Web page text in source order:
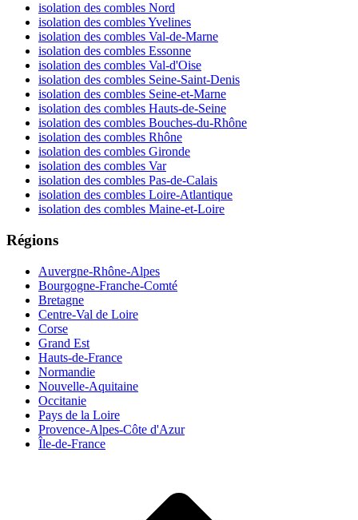
isolation des combles Nord
isolation des combles Yvelines
isolation des combles Val-de-Marne
isolation des combles Essonne
isolation des combles Val-d'Oise
isolation des combles Seine-Saint-Denis
isolation des combles Seine-et-Marne
isolation des combles Hauts-de-Seine
isolation des combles Bouches-du-Rhône
isolation des combles Rhône
isolation des combles Gironde
isolation des combles Var
isolation des combles Pas-de-Calais
isolation des combles Loire-Atlantique
isolation des combles Maine-et-Loire
Régions
Auvergne-Rhône-Alpes
Bourgogne-Franche-Comté
Bretagne
Centre-Val de Loire
Corse
Grand Est
Hauts-de-France
Normandie
Nouvelle-Aquitaine
Occitanie
Pays de la Loire
Provence-Alpes-Côte d'Azur
Île-de-France